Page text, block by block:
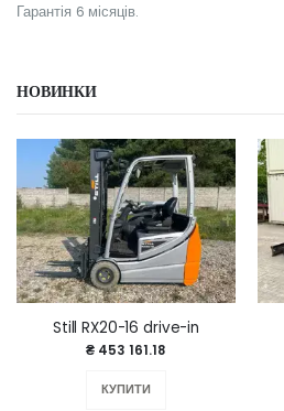
Гарантія 6 місяців.
НОВИНКИ
Still RX20-16 drive-in
₴ 453 161.18
КУПИТИ